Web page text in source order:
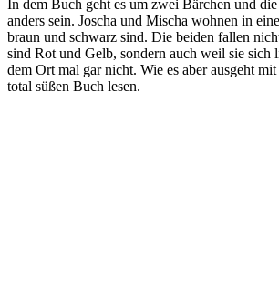
In dem Buch geht es um zwei Bärchen und
anders sein. Joscha und Mischa wohnen in
braun und schwarz sind. Die beiden fallen
sind Rot und Gelb, sondern auch weil sie sich
dem Ort mal gar nicht. Wie es aber ausgeht
total süßen Buch lesen.